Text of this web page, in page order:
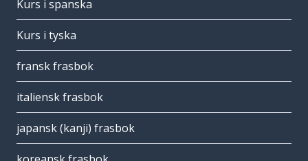
Kurs i spanska
Kurs i tyska
fransk frasbok
italiensk frasbok
japansk (kanji) frasbok